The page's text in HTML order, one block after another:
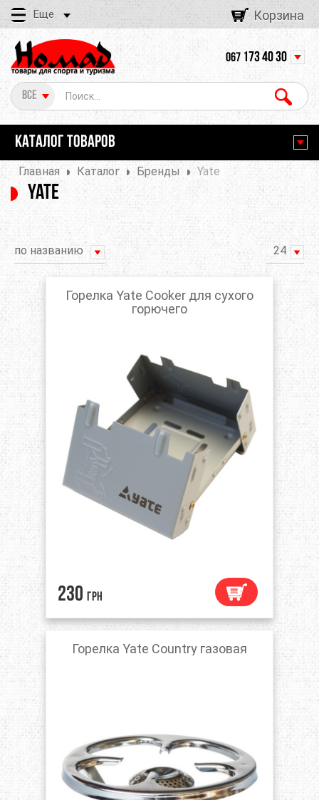
Еще Корзина
Все
067 173 40 30
КАТАЛОГ ТОВАРОВ
Главная Каталог Бренды Yate
Yate
по названию 24
Горелка Yate Cooker для сухого
горючего
230 грн
Горелка Yate Country газовая